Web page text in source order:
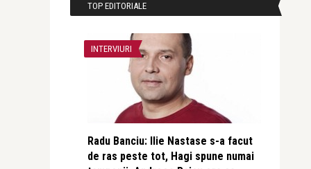
TOP EDITORIALE
INTERVIURI
Radu Banciu: Ilie Nastase s-a facut
de ras peste tot, Hagi spune numai